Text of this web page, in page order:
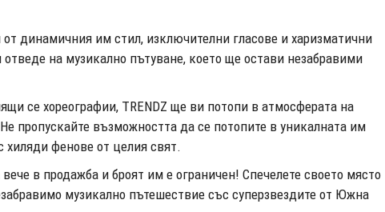
динамичния им стил, изключителни гласове и харизматични
на музикално пътуване, което ще остави незабравими
се хореографии, TRENDZ ще ви потопи в атмосферата на
пропускайте възможността да се потопите в уникалната им
хиляди фенове от целия свят.
в продажба и броят им е ограничен! Спечелете своето място
музикално пътешествие със суперзвездите от Южна